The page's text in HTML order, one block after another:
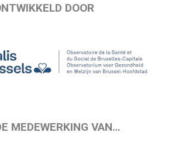
DOOR
MEDEWERKING VAN…